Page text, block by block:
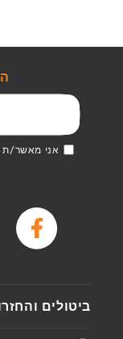
אני מאשר/ת
פייסבוק
ביטולים